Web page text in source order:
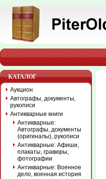
КАТАЛОГ
Аукцион
Автографы, документы,
рукописи
Антикварные книги
Антикварные:
Автографы, документы
(оригиналы), рукописи
Антикварные: Афиши,
плакаты, гравюры,
фотографии
Антикварные: Военное
дело, военная история